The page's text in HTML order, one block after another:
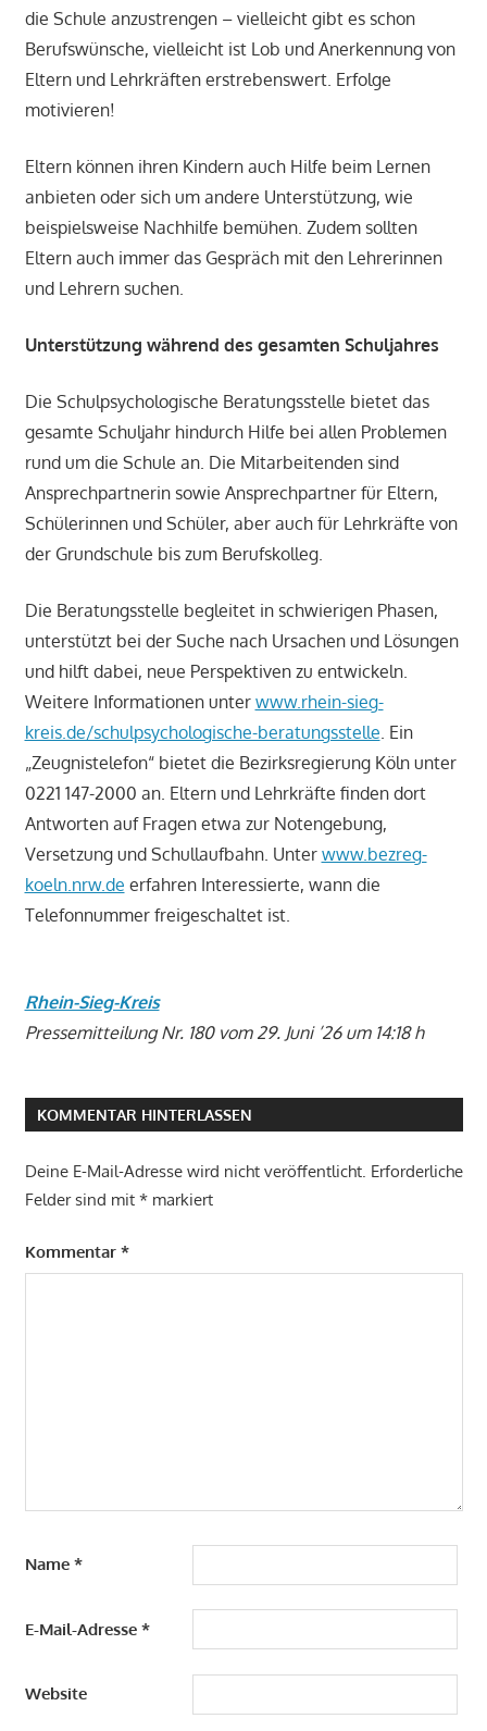
die Schule anzustrengen – vielleicht gibt es schon
Berufswünsche, vielleicht ist Lob und Anerkennung von
Eltern und Lehrkräften erstrebenswert. Erfolge
motivieren!
Eltern können ihren Kindern auch Hilfe beim Lernen
anbieten oder sich um andere Unterstützung, wie
beispielsweise Nachhilfe bemühen. Zudem sollten
Eltern auch immer das Gespräch mit den Lehrerinnen
und Lehrern suchen.
Unterstützung während des gesamten Schuljahres
Die Schulpsychologische Beratungsstelle bietet das
gesamte Schuljahr hindurch Hilfe bei allen Problemen
rund um die Schule an. Die Mitarbeitenden sind
Ansprechpartnerin sowie Ansprechpartner für Eltern,
Schülerinnen und Schüler, aber auch für Lehrkräfte von
der Grundschule bis zum Berufskolleg.
Die Beratungsstelle begleitet in schwierigen Phasen,
unterstützt bei der Suche nach Ursachen und Lösungen
und hilft dabei, neue Perspektiven zu entwickeln.
Weitere Informationen unter www.rhein-sieg-
kreis.de/schulpsychologische-beratungsstelle . Ein
„Zeugnistelefon“ bietet die Bezirksregierung Köln unter
0221 147-2000 an. Eltern und Lehrkräfte finden dort
Antworten auf Fragen etwa zur Notengebung,
Versetzung und Schullaufbahn. Unter www.bezreg-
koeln.nrw.de erfahren Interessierte, wann die
Telefonnummer freigeschaltet ist.
Rhein-Sieg-Kreis
Pressemitteilung Nr. 180 vom 29. Juni ’26 um 14:18 h
KOMMENTAR HINTERLASSEN
Deine E-Mail-Adresse wird nicht veröffentlicht. Erforderliche
Felder sind mit *markiert
Kommentar *
Name *
E-Mail-Adresse *
Website